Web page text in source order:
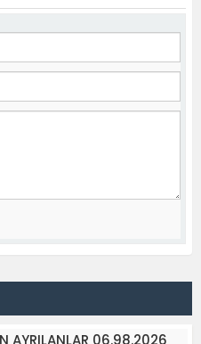
AYRILANLAR 06.98.2026